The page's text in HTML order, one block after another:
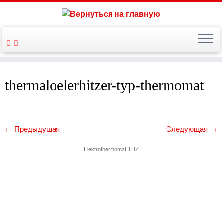
thermaloelerhitzer-typ-thermomat
← Предыдущая Следующая →
Elektrothermomat THZ